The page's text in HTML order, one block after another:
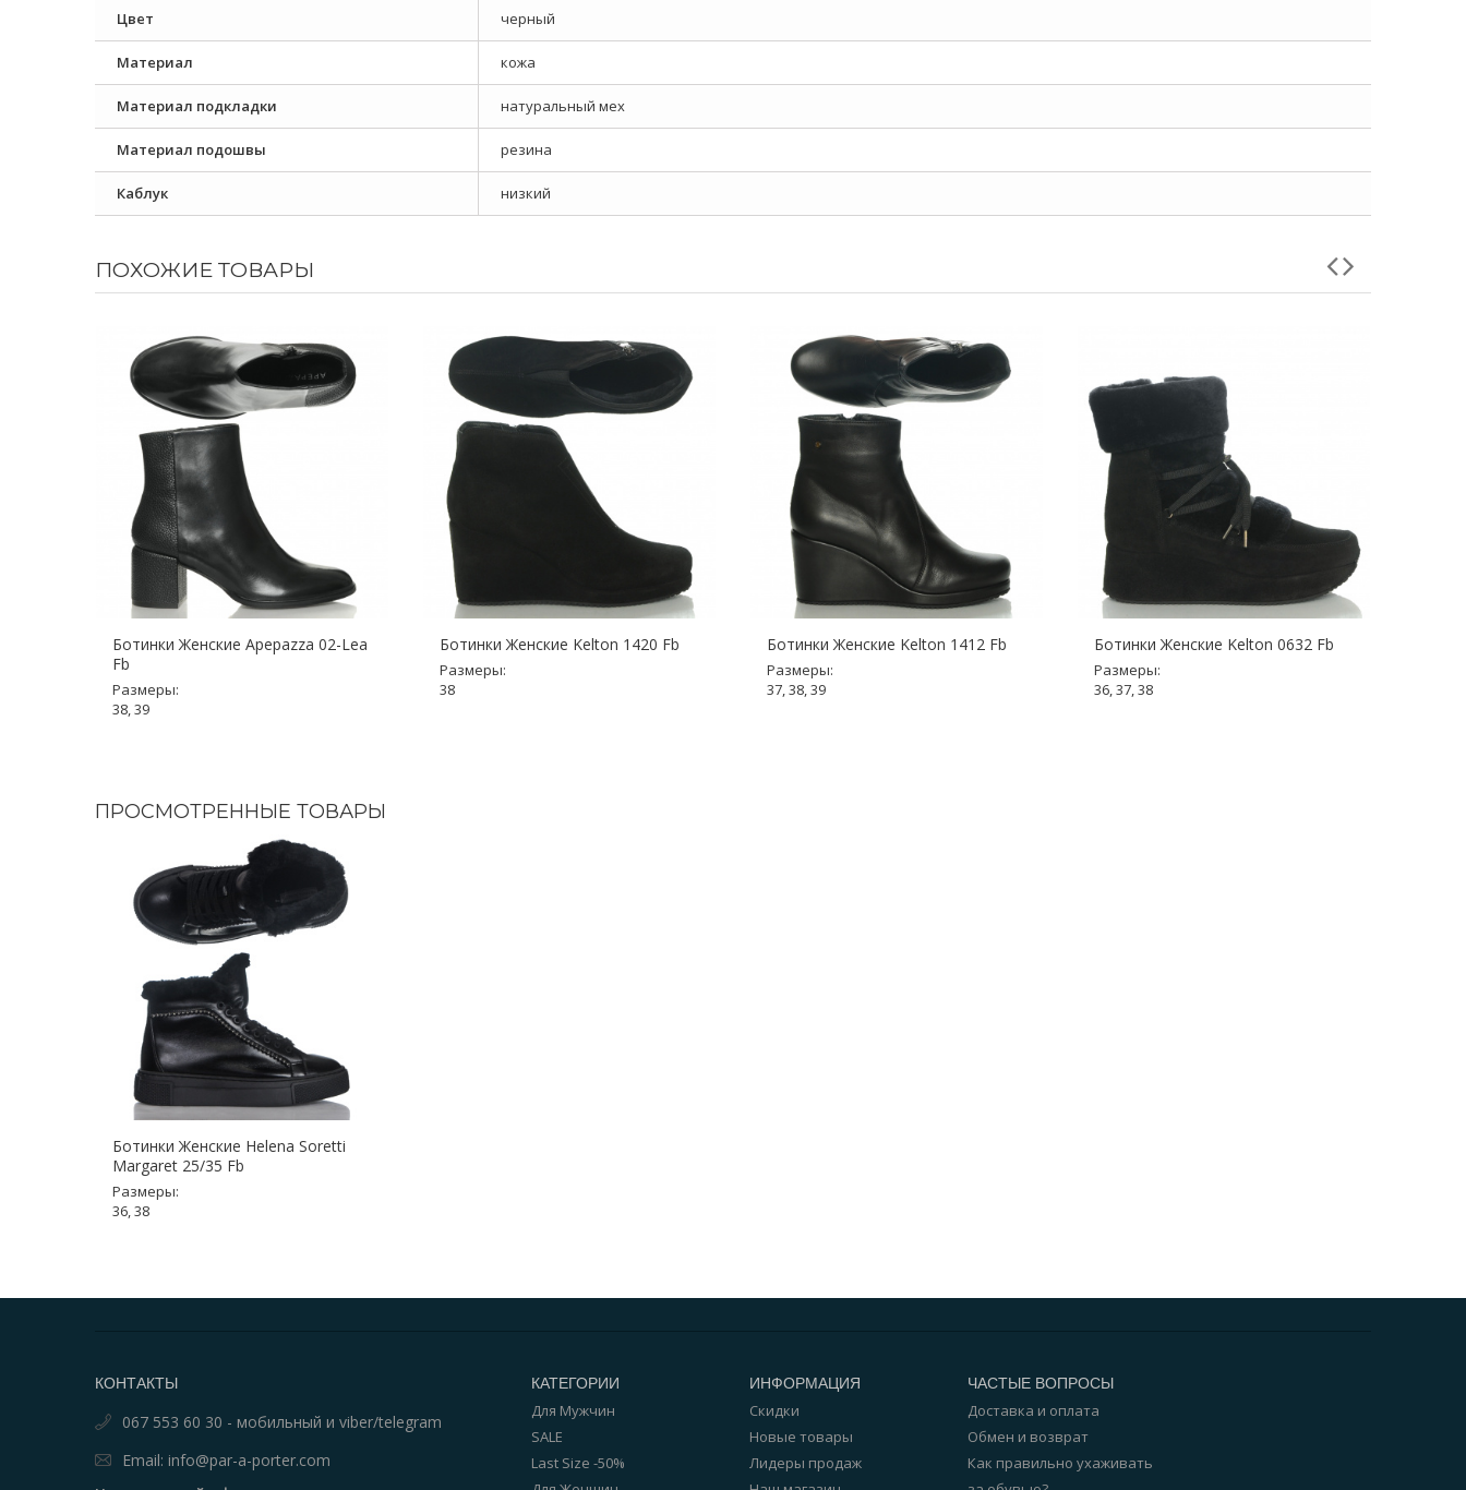
Цвет черный
Материал кожа
Материал подкладки натуральный мех
Материал подошвы резина
Каблук низкий
ПОХОЖИЕ ТОВАРЫ
Ботинки Женские Apepazza 02-Lea
Fb
Размеры:
38, 39
Ботинки Женские Kelton 1420 Fb
Размеры:
38
Ботинки Женские Kelton 1412 Fb
Размеры:
37, 38, 39
Ботинки Женские Kelton 0632 Fb
Размеры:
36, 37, 38
ПРОСМОТРЕННЫЕ ТОВАРЫ
Ботинки Женские Helena Soretti
Margaret 25/35 Fb
Размеры:
36, 38
КОНТАКТЫ
067 553 60 30 - мобильный и viber/telegram
Email: info@par-a-porter.com
КАТЕГОРИИ
Для Мужчин
SALE
Last Size -50%
ИНФОРМАЦИЯ
Скидки
Новые товары
Лидеры продаж
ЧАСТЫЕ ВОПРОСЫ
Доставка и оплата
Обмен и возврат
Как правильно ухаживать